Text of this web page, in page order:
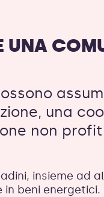
UNA
una
non
insieme ad
beni energetici.